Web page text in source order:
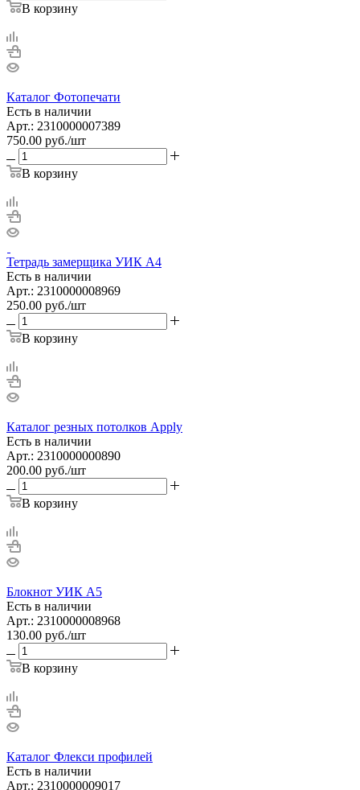
В корзину
Каталог Фотопечати
Есть в наличии
Арт.: 2310000007389
750.00 руб./шт
В корзину
Тетрадь замерщика УИК А4
Есть в наличии
Арт.: 2310000008969
250.00 руб./шт
В корзину
Каталог резных потолков Apply
Есть в наличии
Арт.: 2310000000890
200.00 руб./шт
В корзину
Блокнот УИК А5
Есть в наличии
Арт.: 2310000008968
130.00 руб./шт
В корзину
Каталог Флекси профилей
Есть в наличии
Арт.: 2310000009017